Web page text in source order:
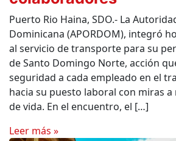
Puerto Rio Haina, SDO.- La
Dominicana (APORDOM), integró
al servicio de transporte para su
de Santo Domingo Norte, acción
seguridad a cada empleado en el
hacia su puesto laboral con miras
de vida. En el encuentro, el […]
Leer más »